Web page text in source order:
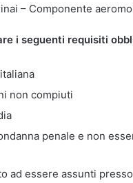
– Componente
i seguenti requisiti
non compiuti
penale e non
ad essere assunti